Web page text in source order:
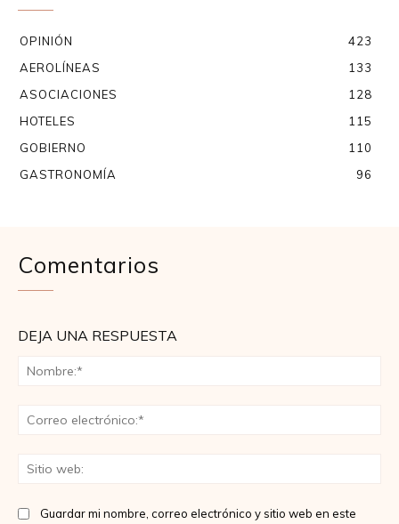
OPINIÓN
423
AEROLÍNEAS
133
ASOCIACIONES
128
HOTELES
115
GOBIERNO
110
GASTRONOMÍA
96
Comentarios
DEJA UNA RESPUESTA
Guardar mi nombre, correo electrónico y sitio web en este